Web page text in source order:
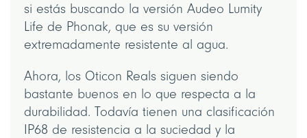
si estás buscando la versión Audeo Lumity
Life de Phonak, que es su versión
extremadamente resistente al agua.
Ahora, los Oticon Reals siguen siendo
bastante buenos en lo que respecta a la
durabilidad. Todavía tienen una clasificación
IP68 de resistencia a la suciedad y la